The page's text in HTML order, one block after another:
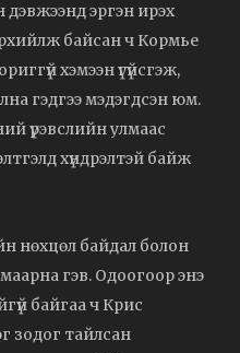
эргэн ирэх
байсан ч Кормье
хэмээн үгүйсгэж,
гэдгээ мэдэгдсэн юм.
үрэвслийн улмаас
хүндрэлтэй байж
нөхцөл байдал болон
гэв. Одоогоор энэ
байгаа ч Крис
зодог тайлсан